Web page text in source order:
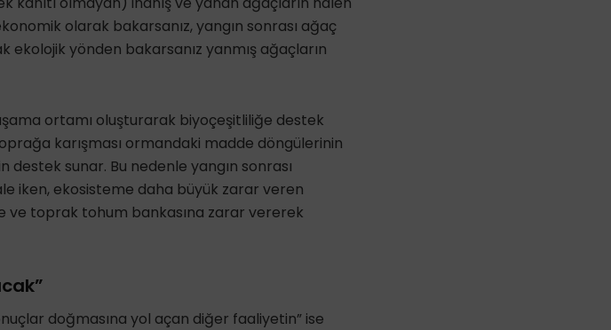
olarak bakarsanız, yangın sonrası ağaç
ekolojik yönden bakarsanız yanmış ağaçların
ortamı oluşturarak biyoçeşitliliğe destek
karışması ormandaki madde döngülerinin
sunar. Bu nedenle yangın sonrası
iken, ekosisteme daha büyük zarar veren
ve toprak tohum bankasına zarar vererek
doğmasına yol açan diğer faaliyetin” ise